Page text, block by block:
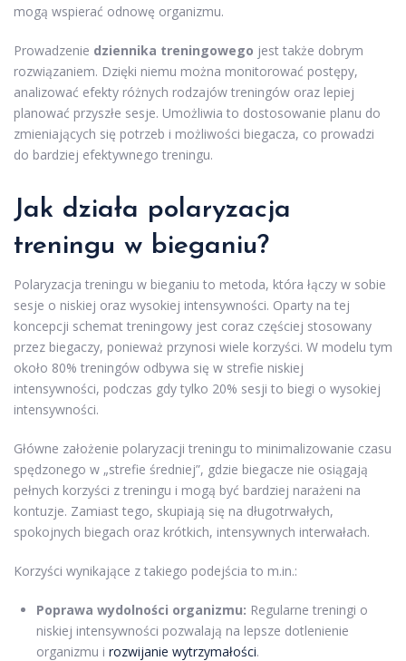
mogą wspierać odnowę organizmu.
Prowadzenie dziennika treningowego jest także dobrym
rozwiązaniem. Dzięki niemu można monitorować postępy,
analizować efekty różnych rodzajów treningów oraz lepiej
planować przyszłe sesje. Umożliwia to dostosowanie planu do
zmieniających się potrzeb i możliwości biegacza, co prowadzi
do bardziej efektywnego treningu.
Jak działa polaryzacja
treningu w bieganiu?
Polaryzacja treningu w bieganiu to metoda, która łączy w sobie
sesje o niskiej oraz wysokiej intensywności. Oparty na tej
koncepcji schemat treningowy jest coraz częściej stosowany
przez biegaczy, ponieważ przynosi wiele korzyści. W modelu tym
około 80% treningów odbywa się w strefie niskiej
intensywności, podczas gdy tylko 20% sesji to biegi o wysokiej
intensywności.
Główne założenie polaryzacji treningu to minimalizowanie czasu
spędzonego w „strefie średniej”, gdzie biegacze nie osiągają
pełnych korzyści z treningu i mogą być bardziej narażeni na
kontuzje. Zamiast tego, skupiają się na długotrwałych,
spokojnych biegach oraz krótkich, intensywnych interwałach.
Korzyści wynikające z takiego podejścia to m.in.:
Poprawa wydolności organizmu: Regularne treningi o
niskiej intensywności pozwalają na lepsze dotlenienie
organizmu i rozwijanie wytrzymałości.